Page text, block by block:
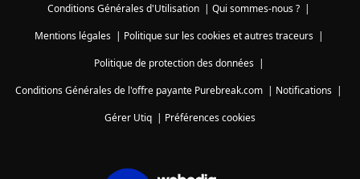
Conditions Générales d'Utilisation | Qui sommes-nous ? |
Mentions légales| Politique sur les cookies et autres traceurs|
Politique de protection des données|
Conditions Générales de l'offre payante Purebreak.com | Notifications |
Gérer Utiq | Préférences cookies